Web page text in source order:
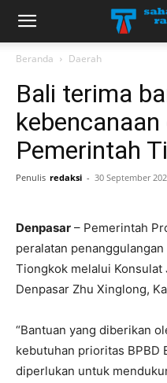
Beranda Daerah
Bali terima
kebencanaan
Pemerintah
Penulis redaksi - 30 September
Denpasar – Pemerintah
peralatan
Tiongkok melalui
Denpasar Zhu Xinglong,
“Bantuan yang diberikan
kebutuhan prioritas BPBD
diperlukan untuk